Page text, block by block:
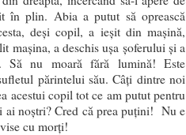
în plin. Abia a putut să oprească
deși copil, a ieșit din mașină,
mașina, a deschis ușa șoferului și a
nu moară fără lumină! Este
părintelui său. Câți dintre noi
acestui copil tot ce am putut pentru
ai noștri? Cred că prea puțini! Nu e
cu morți!